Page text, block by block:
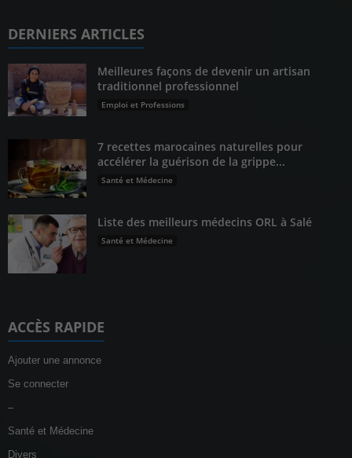
DERNIERS ARTICLES
Meilleures façons de devenir un artisan
traditionnel professionnel
Emploi et Professions
7 recettes marocaines naturelles pour
accélérer la guérison de la grippe...
Santé et Médecine
Liste des meilleurs médecins ORL à Salé
Santé et Médecine
ACCÈS RAPIDE
Ajouter une annonce
Se connecter
–
Santé et Médecine
Divers